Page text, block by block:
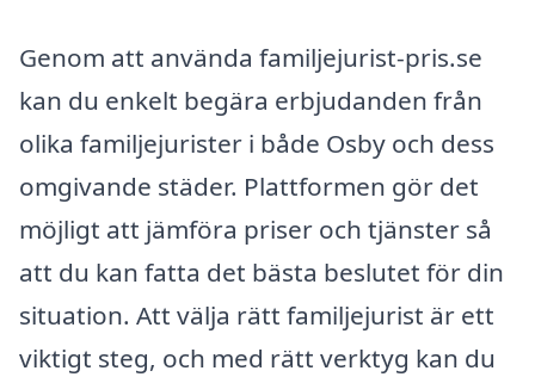
Genom att använda familjejurist-pris.se
kan du enkelt begära erbjudanden från
olika familjejurister i både Osby och dess
omgivande städer. Plattformen gör det
möjligt att jämföra priser och tjänster så
att du kan fatta det bästa beslutet för din
situation. Att välja rätt familjejurist är ett
viktigt steg, och med rätt verktyg kan du